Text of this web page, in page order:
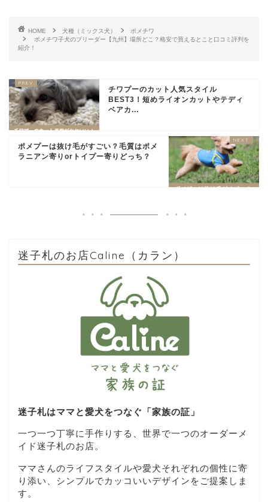
HOME 犬種（ミックス犬）
ポメチワ
ポメチワ子犬のブリーダー【九州】場所どこ？格安で買えるとこと口コミ評判を
紹介！
チワプーのカット人気スタイル
BEST3！短めライオンカットやテディ
ベアカ...
ポメプーは抜け毛がすごい？毛質はポメ
ラニアン寄りorトイプー寄りどっち？
迷子札のお店Caline（カラン）
迷子札はママと愛犬をつなぐ「家族の証」
一つ一つ丁寧に手作りする、世界で一つのオーダーメ
イド迷子札のお店。
ママさんのライフスタイルや愛犬それぞれの個性に寄
り添い、シンプルでカッコいいデザインをご提案しま
す。